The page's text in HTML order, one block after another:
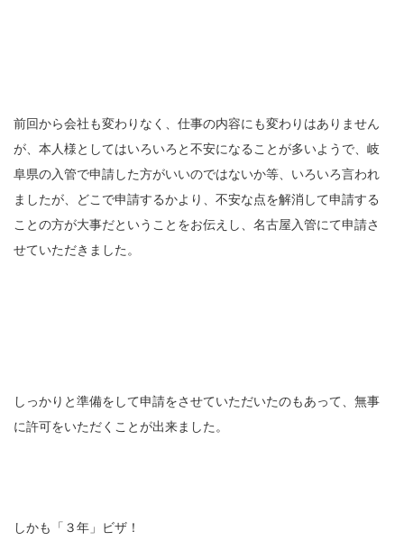
前回から会社も変わりなく、仕事の内容にも変わりはありません
が、本人様としてはいろいろと不安になることが多いようで、岐
阜県の入管で申請した方がいいのではないか等、いろいろ言われ
ましたが、どこで申請するかより、不安な点を解消して申請する
ことの方が大事だということをお伝えし、名古屋入管にて申請さ
せていただきました。
しっかりと準備をして申請をさせていただいたのもあって、無事
に許可をいただくことが出来ました。
しかも「３年」ビザ！